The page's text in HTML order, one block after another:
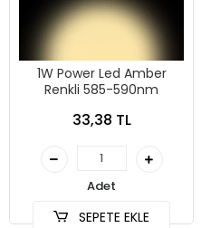
1W Power Led Amber
Renkli 585-590nm
33,38 TL
Adet
SEPETE EKLE